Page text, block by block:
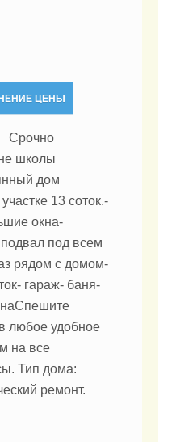
ЦЕНЫ
школы
дом
13 соток.-
окна-
под всем
рядом с домом-
гараж- баня-
любое удобное
на все
Тип дома:
ремонт.